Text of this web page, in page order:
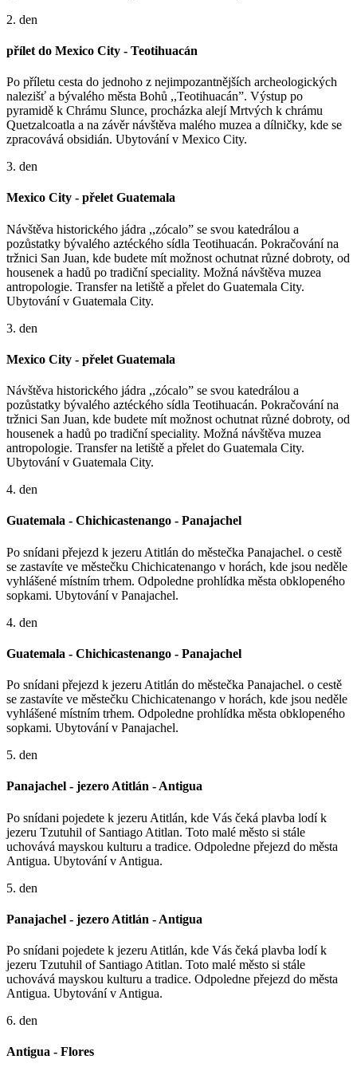
2. den
přílet do Mexico City - Teotihuacán
Po příletu cesta do jednoho z nejimpozantnějších archeologických
nalezišť a bývalého města Bohů ,,Teotihuacán”. Výstup po
pyramidě k Chrámu Slunce, procházka alejí Mrtvých k chrámu
Quetzalcoatla a na závěr návštěva malého muzea a dílničky, kde se
zpracovává obsidián. Ubytování v Mexico City.
3. den
Mexico City - přelet Guatemala
Návštěva historického jádra ,,zócalo” se svou katedrálou a
pozůstatky bývalého aztéckého sídla Teotihuacán. Pokračování na
tržnici San Juan, kde budete mít možnost ochutnat různé dobroty, od
housenek a hadů po tradiční speciality. Možná návštěva muzea
antropologie. Transfer na letiště a přelet do Guatemala City.
Ubytování v Guatemala City.
3. den
Mexico City - přelet Guatemala
Návštěva historického jádra ,,zócalo” se svou katedrálou a
pozůstatky bývalého aztéckého sídla Teotihuacán. Pokračování na
tržnici San Juan, kde budete mít možnost ochutnat různé dobroty, od
housenek a hadů po tradiční speciality. Možná návštěva muzea
antropologie. Transfer na letiště a přelet do Guatemala City.
Ubytování v Guatemala City.
4. den
Guatemala - Chichicastenango - Panajachel
Po snídani přejezd k jezeru Atitlán do městečka Panajachel. o cestě
se zastavíte ve městečku Chichicatenango v horách, kde jsou neděle
vyhlášené místním trhem. Odpoledne prohlídka města obklopeného
sopkami. Ubytování v Panajachel.
4. den
Guatemala - Chichicastenango - Panajachel
Po snídani přejezd k jezeru Atitlán do městečka Panajachel. o cestě
se zastavíte ve městečku Chichicatenango v horách, kde jsou neděle
vyhlášené místním trhem. Odpoledne prohlídka města obklopeného
sopkami. Ubytování v Panajachel.
5. den
Panajachel - jezero Atitlán - Antigua
Po snídani pojedete k jezeru Atitlán, kde Vás čeká plavba lodí k
jezeru Tzutuhil of Santiago Atitlan. Toto malé město si stále
uchovává mayskou kulturu a tradice. Odpoledne přejezd do města
Antigua. Ubytování v Antigua.
5. den
Panajachel - jezero Atitlán - Antigua
Po snídani pojedete k jezeru Atitlán, kde Vás čeká plavba lodí k
jezeru Tzutuhil of Santiago Atitlan. Toto malé město si stále
uchovává mayskou kulturu a tradice. Odpoledne přejezd do města
Antigua. Ubytování v Antigua.
6. den
Antigua - Flores